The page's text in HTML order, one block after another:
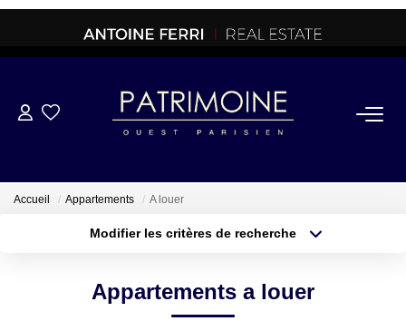
ACHETER
OFF MARKET
BRETAGNE
Accueil Appartements A louer
Modifier les critères de recherche
Sélectionnez...
Type de bienAppartements a louer